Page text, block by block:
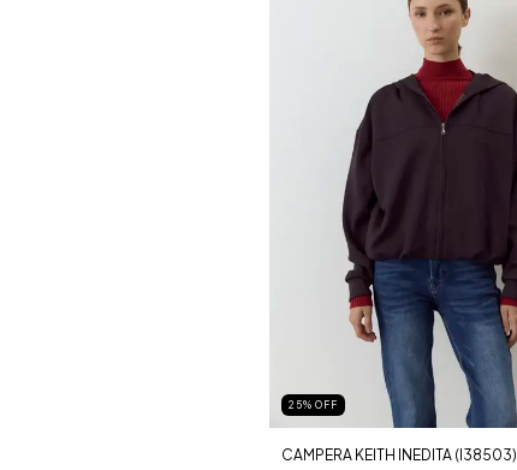
25% OFF
CAMPERA KEITH INEDITA (I38503)